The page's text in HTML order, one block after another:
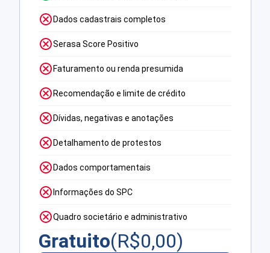
Dados cadastrais completos
Serasa Score Positivo
Faturamento ou renda presumida
Recomendação e limite de crédito
Dívidas, negativas e anotações
Detalhamento de protestos
Dados comportamentais
Informações do SPC
Quadro societário e administrativo
Gratuito(R$0,00)